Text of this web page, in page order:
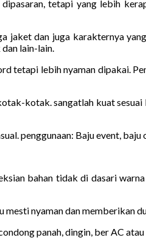
tetapi yang lebih
jaket dan juga karakternya
lain-lain.
tetapi lebih nyaman dipakai.
kotak. sangatlah kuat
penggunaan: Baju event,
bahan tidak di dasari
nyaman dan memberikan
panah, dingin, ber AC